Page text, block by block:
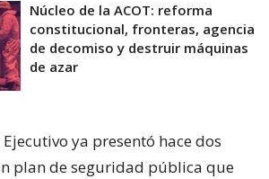
Núcleo de la ACOT: reforma
constitucional, fronteras, agencia
de decomiso y destruir máquinas
de azar
ya presentó hace dos
plan de seguridad pública que